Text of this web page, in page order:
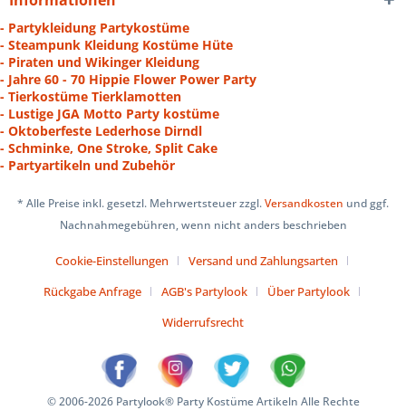
- Partykleidung Partykostüme
- Steampunk Kleidung Kostüme Hüte
- Piraten und Wikinger Kleidung
- Jahre 60 - 70 Hippie Flower Power Party
- Tierkostüme Tierklamotten
- Lustige JGA Motto Party kostüme
- Oktoberfeste Lederhose Dirndl
- Schminke, One Stroke, Split Cake
- Partyartikeln und Zubehör
* Alle Preise inkl. gesetzl. Mehrwertsteuer zzgl.Versandkosten und ggf.
Nachnahmegebühren, wenn nicht anders beschrieben
Cookie-Einstellungen
Versand und Zahlungsarten
Rückgabe Anfrage
AGB's Partylook
Über Partylook
Widerrufsrecht
© 2006-2026 Partylook® Party Kostüme Artikeln Alle Rechte